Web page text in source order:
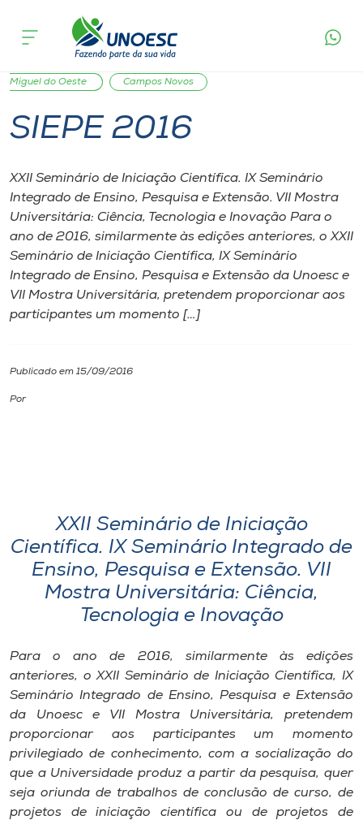
Cursos
Onde estamos
Pesquisa
Atendimento ao Estudante
Portal de Ensino
A
I.nova
CPA
Biblioteca
Rádio
Museu
Unoesc
Store
Xanxerê
Miguel do Oeste
Campos Novos
SIEPE 2016
XXII Seminário de Iniciação Científica. IX Seminário
Integrado de Ensino, Pesquisa e Extensão. VII Mostra
Universitária: Ciência, Tecnologia e Inovação Para o
ano de 2016, similarmente às edições anteriores, o XXII
Seminário de Iniciação Científica, IX Seminário
Integrado de Ensino, Pesquisa e Extensão da Unoesc e
VII Mostra Universitária, pretendem proporcionar aos
participantes um momento […]
Publicado em 15/09/2016
Por
XXII Seminário de Iniciação
Científica. IX Seminário Integrado de
Ensino, Pesquisa e Extensão. VII
Mostra Universitária: Ciência,
Tecnologia e Inovação
Para o ano de 2016, similarmente às edições
anteriores, o XXII Seminário de Iniciação Científica, IX
Seminário Integrado de Ensino, Pesquisa e Extensão
da Unoesc e VII Mostra Universitária, pretendem
proporcionar aos participantes um momento
privilegiado de conhecimento, com a socialização do
que a Universidade produz a partir da pesquisa, quer
seja oriunda de trabalhos de conclusão de curso, de
projetos de iniciação científica ou de projetos de